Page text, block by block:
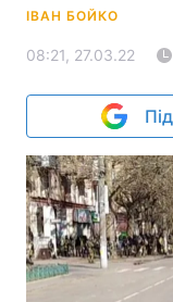
ІВАН БОЙКО
08:21, 27.03.22